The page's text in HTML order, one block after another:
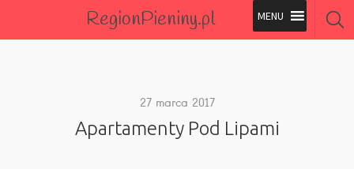
RegionPieniny.pl
Wszystkie Obiekty
27 marca 2017
Apartamenty Pod Lipami